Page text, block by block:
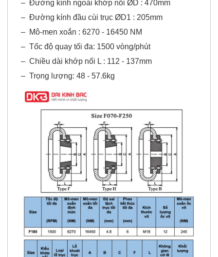
– Đường kính ngoài khớp nối ØD : 470mm
– Đường kính đầu cùi trục ØD1 : 205mm
– Mô-men xoắn : 6270 - 16450 NM
– Tốc độ quay tối đa: 1500 vòng/phút
– Chiều dài khớp nối L : 112 - 137mm
– Trọng lượng: 48 - 57.6kg